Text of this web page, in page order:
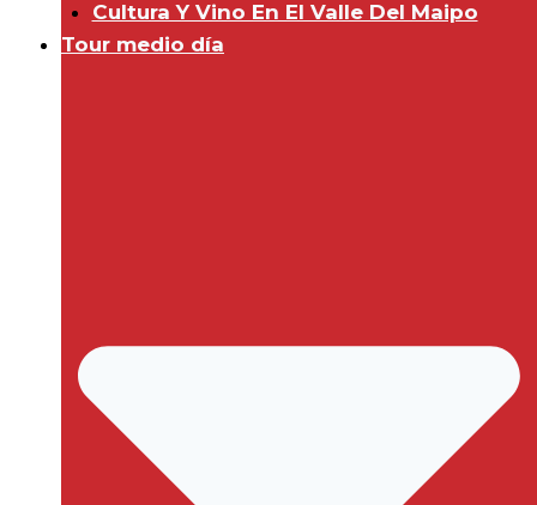
Cultura Y Vino En El Valle Del Maipo
Tour medio día